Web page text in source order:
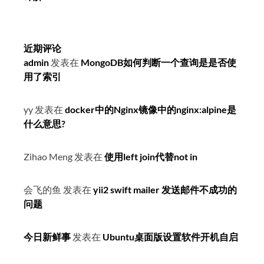
近期评论
admin 发表在 MongoDB如何判断一个查询是是否使
用了索引
yy 发表在 docker中的Nginx镜像中的nginx:alpine是
什么意思?
Zihao Meng 发表在 使用left join代替not in
会飞的鱼 发表在 yii2 swift mailer 发送邮件不成功的
问题
今日新鲜事 发表在 Ubuntu桌面版设置软件开机自启